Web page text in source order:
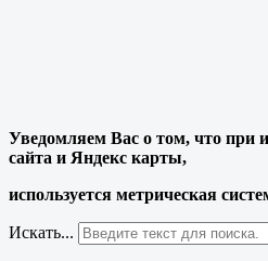
Уведомляем Вас о том, что при
сайта и Яндекс карты,
используется метрическая
Искать...